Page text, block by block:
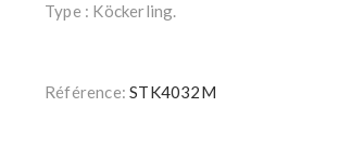
Type : Köckerling.
Référence: STK4032M